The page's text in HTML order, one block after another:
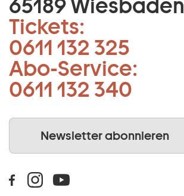
65189 Wiesbaden
Tickets:
0611 132 325
Abo-Service:
0611 132 340
Newsletter abonnieren